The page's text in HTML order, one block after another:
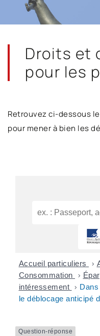
Droits et
pour les
Retrouvez ci-dessous
pour mener à bien les
Accueil particuliers >
Consommation
>
intéressement >
le déblocage anticipé
Question-réponse